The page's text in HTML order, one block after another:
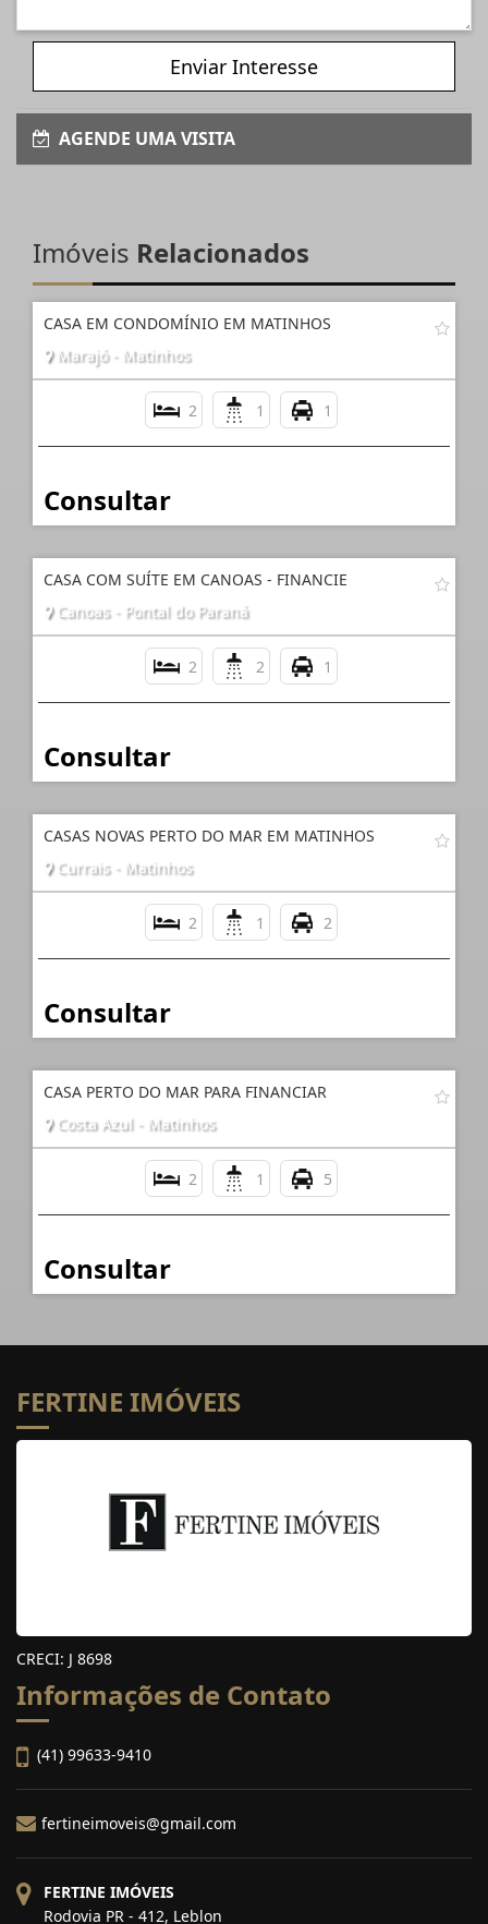
Enviar Interesse
AGENDE UMA VISITA
Imóveis Relacionados
CASA EM CONDOMÍNIO EM MATINHOS
Marajó - Matinhos
2 1 1
Consultar
CASA COM SUÍTE EM CANOAS - FINANCIE
Canoas - Pontal do Paraná
2 2 1
Consultar
CASAS NOVAS PERTO DO MAR EM MATINHOS
Currais - Matinhos
2 1 2
Consultar
CASA PERTO DO MAR PARA FINANCIAR
Costa Azul - Matinhos
2 1 5
Consultar
FERTINE IMÓVEIS
CRECI: J 8698
Informações de Contato
(41) 99633-9410
fertineimoveis@gmail.com
FERTINE IMÓVEIS
Rodovia PR - 412, Leblon